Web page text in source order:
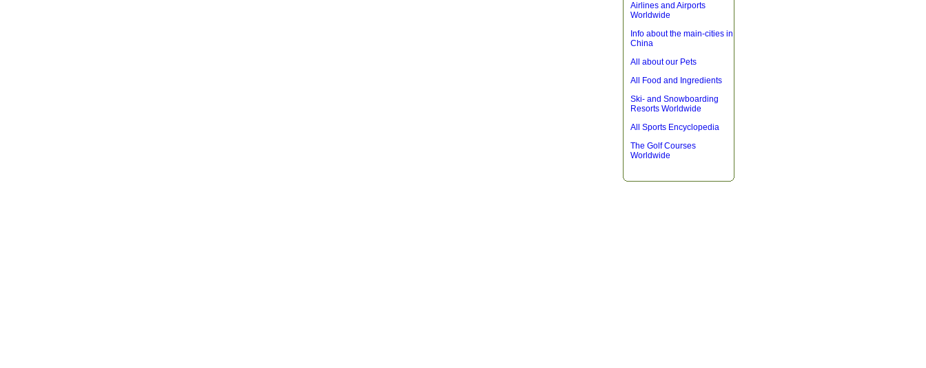
Airlines and Airports
Worldwide
Info about the main-cities in
China
All about our Pets
All Food and Ingredients
Ski- and Snowboarding
Resorts Worldwide
All Sports Encyclopedia
The Golf Courses
Worldwide